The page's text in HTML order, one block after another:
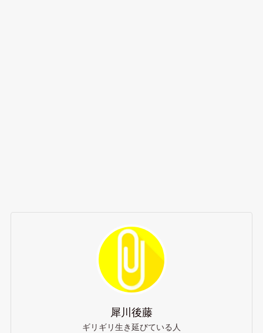
犀川後藤
ギリギリ生き延びている人